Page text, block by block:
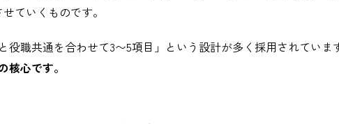
ていくものです。
職共通を合わせて3〜5項目」という設計が多く採用されていま
心です。